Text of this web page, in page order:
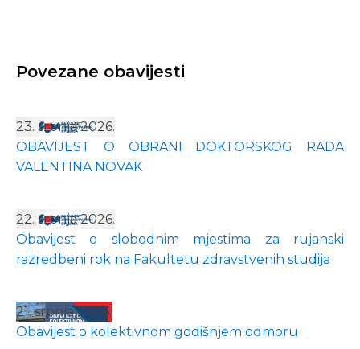
Povezane obavijesti
23. srpnja 2026.
OBAVIJEST O OBRANI DOKTORSKOG RADA
VALENTINA NOVAK
22. srpnja 2026.
Obavijest o slobodnim mjestima za rujanski
razredbeni rok na Fakultetu zdravstvenih studija
21. srpnja 2026.
Obavijest o kolektivnom godišnjem odmoru